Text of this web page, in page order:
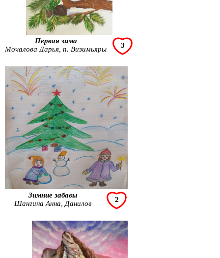
3
Первая зима
Мочалова Дарья, п. Визимьяры
2
Зимние забавы
Шангина Анна, Данилов